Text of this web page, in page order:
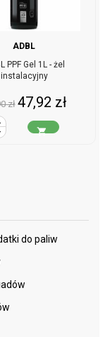
ADBL
PPF Gel 1L - żel
instalacyjny
zł Cena
47,92 zł

do paliw